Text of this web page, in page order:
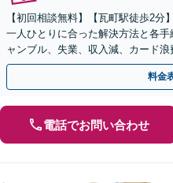
【初回相談無料】【瓦町駅徒歩2分
一人ひとりに合った解決方法と各
ャンブル、失業、収入減、カード
さい。【自己破産／任意整理／個人
料金
電話でお問い合わせ